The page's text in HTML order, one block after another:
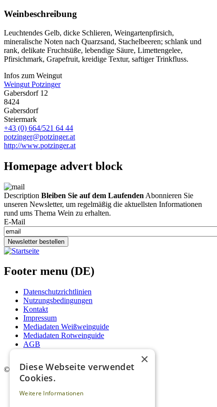
Weinbeschreibung
Leuchtendes Gelb, dicke Schlieren, Weingartenpfirsich,
mineralische Noten nach Quarzsand, Stachelbeeren; schlank und
rank, delikate Fruchtsüße, lebendige Säure, Limettengelee,
Pfirsichmark, Grapefruit, kreidige Textur, saftiger Trinkfluss.
Infos zum Weingut
Weingut Potzinger
Gabersdorf 12
8424
Gabersdorf
Steiermark
+43 (0) 664/521 64 44
potzinger@potzinger.at
http://www.potzinger.at
Homepage advert block
Description Bleiben Sie auf dem Laufenden Abonnieren Sie
unseren Newsletter, um regelmäßig die aktuellsten Informationen
rund ums Thema Wein zu erhalten.
E-Mail
Newsletter bestellen
Footer menu (DE)
Datenschutzrichtlinien
Nutzungsbedingungen
Kontakt
Impressum
Mediadaten Weißweinguide
Mediadaten Rotweinguide
AGB
© 2026. Alle Rechte vorbehalten.
×
Diese Webseite verwendet
Cookies.
Weitere Informationen